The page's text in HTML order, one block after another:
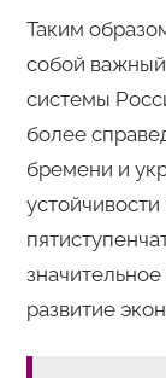
Таким
собой
системы
более
бремени и
развитие